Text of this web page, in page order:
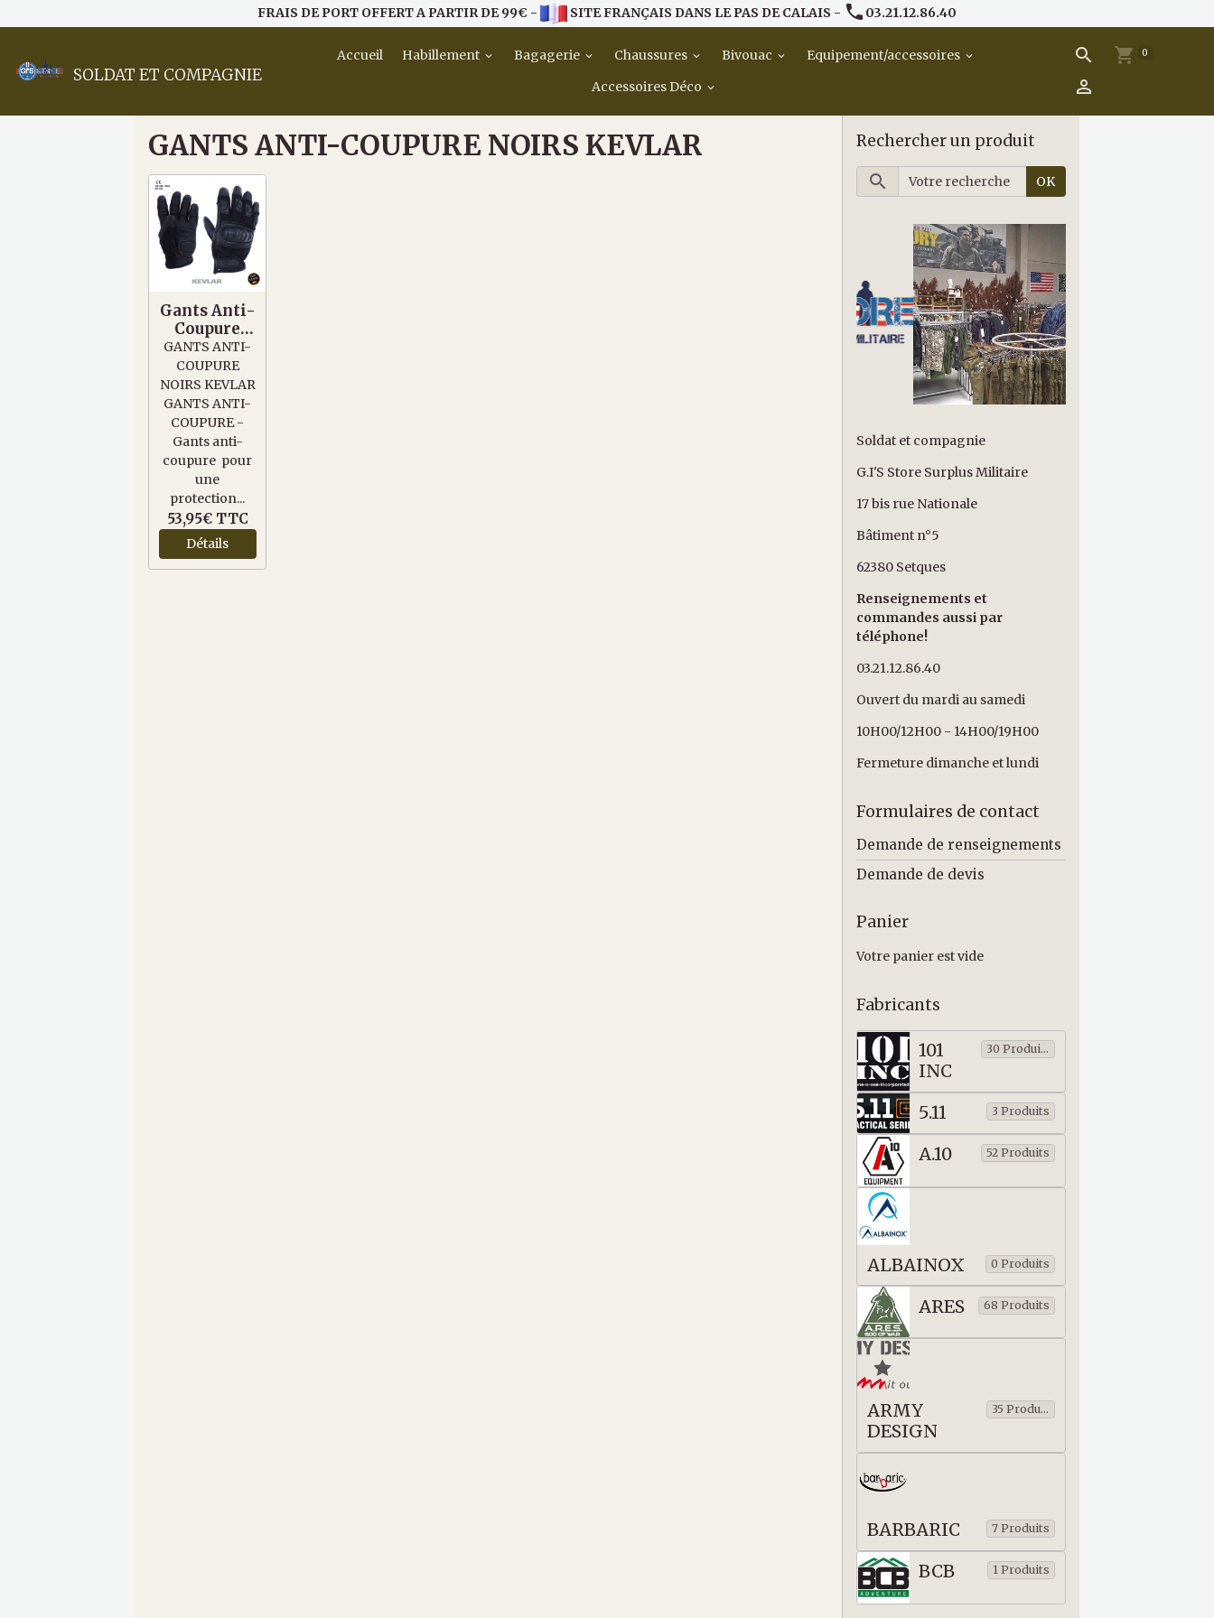
FRAIS DE PORT OFFERT A PARTIR DE 99€ - SITE FRANÇAIS DANS LE PAS DE CALAIS - 03.21.12.86.40
SOLDAT ET COMPAGNIE
Accueil Habillement Bagagerie Chaussures Bivouac
Equipement/accessoires
Accessoires Déco
0
GANTS ANTI-COUPURE NOIRS KEVLAR
Gants Anti-
Coupure
Noirs
Kevlar
GANTS ANTI-
COUPURE
NOIRS KEVLAR
GANTS ANTI-
COUPURE -
Gants anti-
coupure pour
une
protection...
53,95€ TTC
Détails
Rechercher un produit
OK
Soldat et compagnie
G.I'S Store Surplus Militaire
17 bis rue Nationale
Bâtiment n°5
62380 Setques
Renseignements et
commandes aussi par
téléphone!
03.21.12.86.40
Ouvert du mardi au samedi
10H00/12H00 - 14H00/19H00
Fermeture dimanche et lundi
Formulaires de contact
Demande de renseignements
Demande de devis
Panier
Votre panier est vide
Fabricants
101
INC
30 Produits
5.11 3 Produits
A.10 52 Produits
ALBAINOX 0 Produits
ARES 68 Produits
ARMY
DESIGN
35 Produits
BARBARIC 7 Produits
BCB 1 Produits